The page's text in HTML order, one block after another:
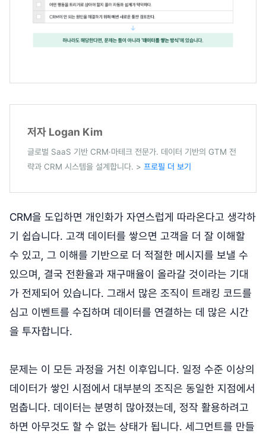
저자 Logan Kim
글로벌 SaaS 기반 CRM·마테크 전문가. 데이터 기반의 GTM 전
략과 CRM 시스템을 설계합니다. > 프로필 더 보기
CRM을 도입하면 개인화가 자연스럽게 따라온다고 생각하
기 쉽습니다. 고객 데이터를 쌓으면 고객을 더 잘 이해할
수 있고, 그 이해를 기반으로 더 적절한 메시지를 보낼 수
있으며, 결국 전환율과 재구매율이 올라갈 것이라는 기대
가 전제되어 있습니다. 그래서 많은 조직이 트래킹 코드를
심고 이벤트를 수집하며 데이터를 연결하는 데 많은 시간
을 투자합니다.
문제는 이 모든 과정을 거친 이후입니다. 일정 수준 이상의
데이터가 쌓인 시점에서 대부분의 조직은 동일한 지점에서
멈춥니다. 데이터는 분명히 많아졌는데, 정작 활용하려고
하면 아무것도 할 수 없는 상태가 됩니다. 세그먼트를 만들